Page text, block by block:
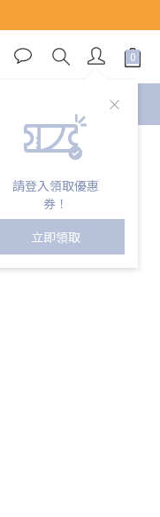
請登入領取優惠
券！
立即領取
每頁顯示 24 個